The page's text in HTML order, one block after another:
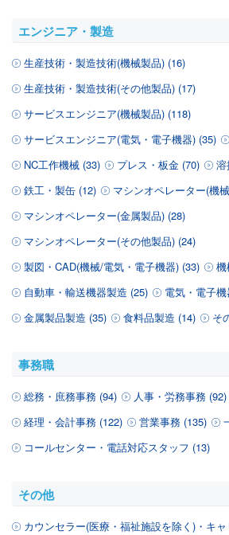
エンジニア・製造
生産技術・製造技術(機械製品) (16)
生産技術・製造技術(その他製品) (17)
サービスエンジニア(機械製品) (118)
サービスエンジニア(電気・電子機器) (35)
NC工作機械 (33)
プレス・板金 (70)
鉄工・製缶 (12)
マシンオペレーター(機
マシンオペレーター(金属製品) (28)
マシンオペレーター(その他製品) (24)
製図・CAD(機械/電気・電子機器) (33)
自動車・輸送機器製造 (25)
電気・電子
金属製品製造 (35)
食料品製造 (14) そ
事務職
総務・庶務事務 (94)
人事・労務事務 (92)
経理・会計事務 (122)
営業事務 (135)
コールセンター・電話対応スタッフ (13)
その他
カウンセラー(医療・福祉施設を除く)・キ